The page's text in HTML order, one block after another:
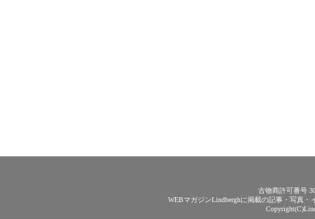
古物商許可番号
WEBマガジンLindberghに掲載の記事・写真